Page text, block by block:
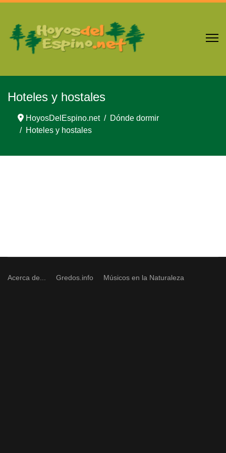
Hoteles y hostales
HoyosDelEspino.net
Dónde dormir
Hoteles y hostales
Acerca de... Gredos.info Músicos en la Naturaleza